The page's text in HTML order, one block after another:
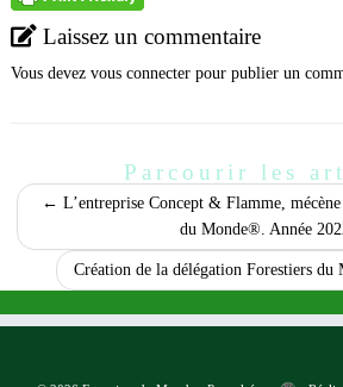
Laissez un commentaire
Vous devez vous connecterpour publier un
Parcourir les
← L’entreprise Concept & Flamme,
du Monde®. Année
Création de la délégation Forestiers du